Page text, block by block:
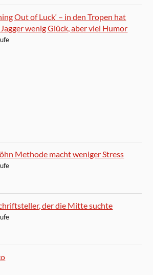
Out of Luck‘ – in den Tropen hat
wenig Glück, aber viel Humor
Methode macht weniger Stress
der die Mitte suchte